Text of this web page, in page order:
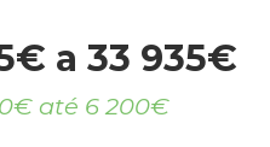
a 33 935€
até 6 200€